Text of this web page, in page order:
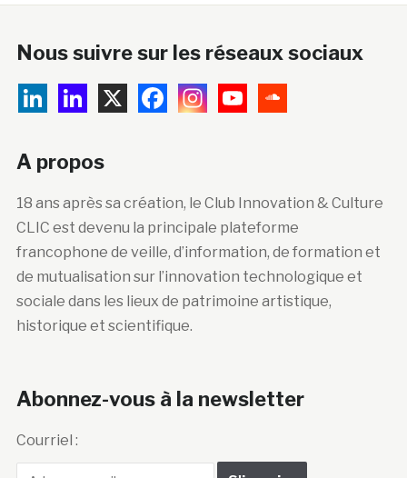
Nous suivre sur les réseaux sociaux
A propos
18 ans après sa création, le Club Innovation & Culture
CLIC est devenu la principale plateforme
francophone de veille, d’information, de formation et
de mutualisation sur l’innovation technologique et
sociale dans les lieux de patrimoine artistique,
historique et scientifique.
Abonnez-vous à la newsletter
Courriel :